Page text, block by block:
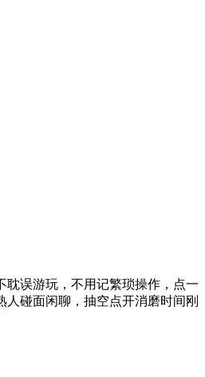
耽误游玩，不用记繁琐操作，点一
碰面闲聊，抽空点开消磨时间刚